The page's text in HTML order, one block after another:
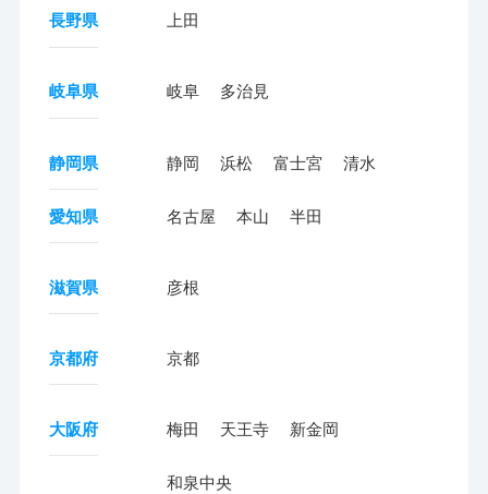
長野県 上田
岐阜県 岐阜 多治見
静岡県 静岡 浜松 富士宮 清水
愛知県 名古屋 本山 半田
滋賀県 彦根
京都府 京都
大阪府 梅田 天王寺 新金岡
和泉中央